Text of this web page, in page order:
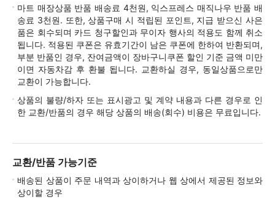
마트 매장상품 반품 배송료 4천원, 익스프레스 매직나우 반품 배
송료 3천원. 또한, 상품구매 시 적립된 포인트, 지급 받으신 사은
품은 회수되며 카드 청구할인과 무이자 행사의 적용도 함께 취소
됩니다. 적용된 쿠폰은 유효기간이 남은 쿠폰에 한하여 반환되며,
부분 반품인 경우, 잔여금액이 장바구니쿠폰 할인 기준 금액 미만
이면 자동차감 후 환불 됩니다. 교환하실 경우, 동일상품으로만
교환이 가능합니다.
상품의 불량/하자 또는 표시광고 및 계약 내용과 다른 경우로 인
한 교환/반품의 경우 해당 상품의 배송(회수) 비용은 무료입니다.
교환/반품 가능기준
배송된 상품이 주문 내역과 상이하거나 웹 상에서 제공된 정보와
상이할 경우